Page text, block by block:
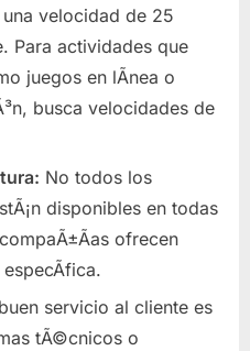
una velocidad de 25
Para actividades que
juegos en lÃ­nea o
busca velocidades de
No todos los
disponibles en todas
ofrecen
servicio al cliente es
tÃ©cnicos o